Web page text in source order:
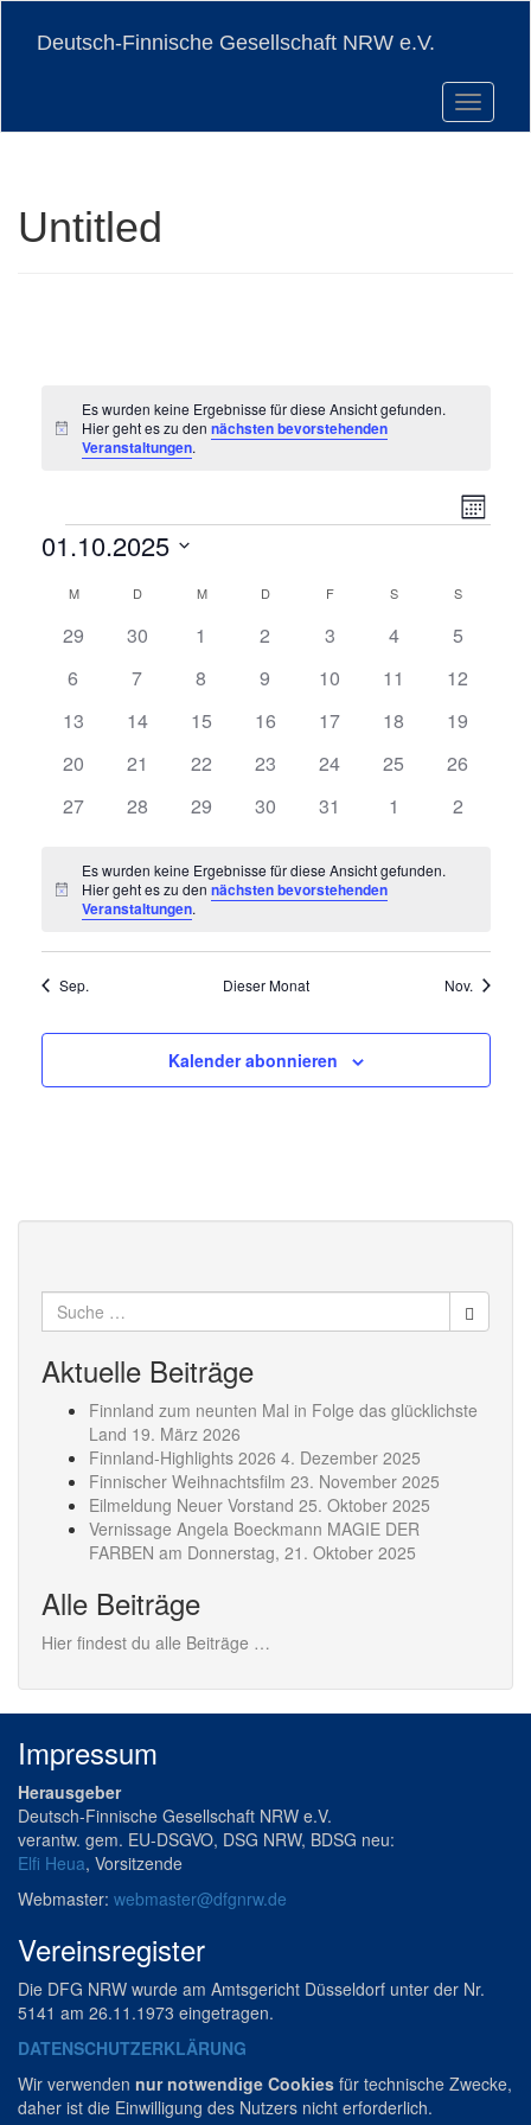
Deutsch-Finnische Gesellschaft NRW e.V.
Toggle
Untitled
Hinweis
Es wurden keine Ergebnisse für diese Ansicht gefunden.
Hier geht es zu dennächsten bevorstehenden
Veranstaltungen.
Monat
Veranstaltungen
01.10.2025
wählen.
Kalender
von
Veranstaltungen
MMONTAGDDIENSTAG
MMITTWOCH
D DONNERSTAG
FFREITAG SSAMSTAGSSONNTAG
0
29
0
30
0
1
0
2
0
3
0
4
0
5
0
6
0
7
0
8
0
9
0
10
0
11
0
12
0
13
0
14
0
15
0
16
0
17
0
18
0
19
0
20
0
21
0
22
0
23
0
24
0
25
0
26
0
27
0
28
0
29
0
30
0
31
0
1
0
2
Hinweis
Es wurden keine Ergebnisse für diese Ansicht gefunden.
Hier geht es zu dennächsten bevorstehenden
Veranstaltungen.
Sep. Dieser Monat Nov.
Kalender abonnieren
Suche
nach:
Aktuelle Beiträge
Finnland zum neunten Mal in Folge das glücklichste
Land 19. März 2026
Finnland-Highlights 2026 4. Dezember 2025
Finnischer Weihnachtsfilm 23. November 2025
Eilmeldung Neuer Vorstand 25. Oktober 2025
Vernissage Angela Boeckmann MAGIE DER
FARBEN am Donnerstag, 21. Oktober 2025
Alle Beiträge
Hier findest du alle Beiträge …
Impressum
Herausgeber
Deutsch-Finnische Gesellschaft NRW e.V.
verantw. gem. EU-DSGVO, DSG NRW, BDSG neu:
Elfi Heua, Vorsitzende
Webmaster: webmaster@dfgnrw.de
Vereinsregister
Die DFG NRW wurde am Amtsgericht Düsseldorf unter der Nr.
5141 am 26.11.1973 eingetragen.
DATENSCHUTZERKLÄRUNG
Wir verwenden nur notwendige Cookies für technische Zwecke,
daher ist die Einwilligung des Nutzers nicht erforderlich.